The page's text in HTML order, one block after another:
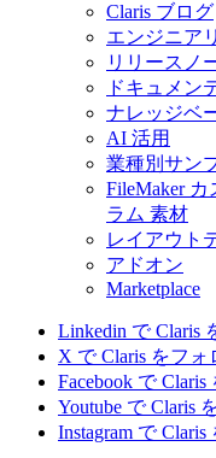
Claris ブログ
エンジニア
リリースノ
ドキュメン
ナレッジベ
AI 活用
業種別サン
FileMaker
ラム 素材
レイアウト
アドオン
Marketplace
Linkedin で Claris
X で Claris をフォ
Facebook で
Youtube で Claris
Instagram で